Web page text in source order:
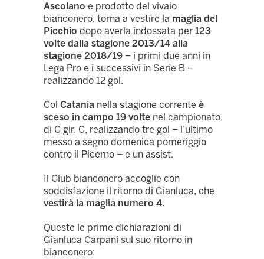
Ascolano e prodotto del vivaio
bianconero, torna a vestire la maglia del
Picchio dopo averla indossata per 123
volte dalla stagione 2013/14 alla
stagione 2018/19 – i primi due anni in
Lega Pro e i successivi in Serie B –
realizzando 12 gol.
Col Catania nella stagione corrente è
sceso in campo 19 volte nel campionato
di C gir. C, realizzando tre gol – l’ultimo
messo a segno domenica pomeriggio
contro il Picerno – e un assist.
Il Club bianconero accoglie con
soddisfazione il ritorno di Gianluca, che
vestirà la maglia numero 4.
Queste le prime dichiarazioni di
Gianluca Carpani sul suo ritorno in
bianconero: